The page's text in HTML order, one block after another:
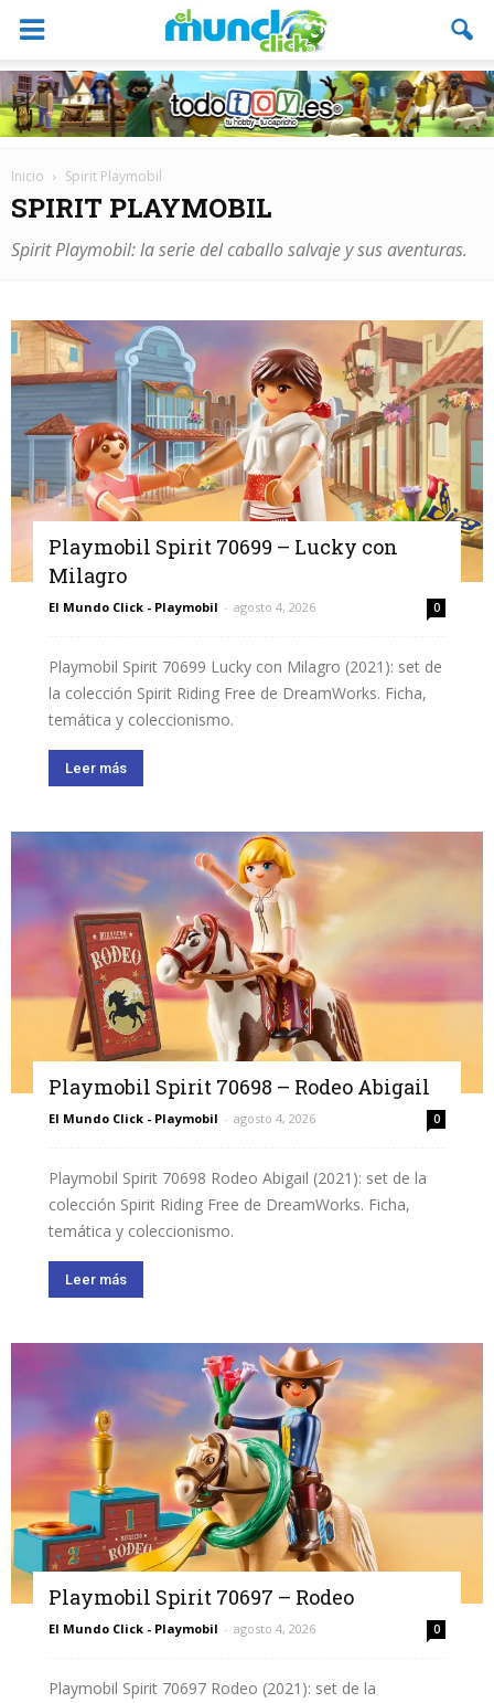
Inicio Spirit Playmobil
SPIRIT PLAYMOBIL
Spirit Playmobil: la serie del caballo salvaje y sus aventuras.
Playmobil Spirit 70699 – Lucky con
Milagro
El Mundo Click - Playmobil - agosto 4, 2026 0
Playmobil Spirit 70699 Lucky con Milagro (2021): set de
la colección Spirit Riding Free de DreamWorks. Ficha,
temática y coleccionismo.
Leer más
Playmobil Spirit 70698 – Rodeo Abigail
El Mundo Click - Playmobil - agosto 4, 2026 0
Playmobil Spirit 70698 Rodeo Abigail (2021): set de la
colección Spirit Riding Free de DreamWorks. Ficha,
temática y coleccionismo.
Leer más
Playmobil Spirit 70697 – Rodeo
El Mundo Click - Playmobil - agosto 4, 2026 0
Playmobil Spirit 70697 Rodeo (2021): set de la